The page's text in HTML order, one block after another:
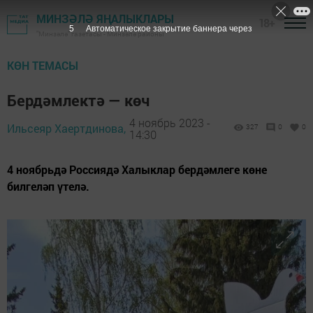
МИНЗӘЛӘ ЯҢАЛЫКЛАРЫ
"Минзәлә" газетасы - Минзәлә районы
КӨН ТЕМАСЫ
Бердәмлектә — көч
Ильсеяр Хаертдинова, 4 ноябрь 2023 -
14:30
327 0 0
4 ноябрьдә Россиядә Халыклар бердәмлеге көне
билгеләп үтелә.
3 Автоматическое закрытие баннера через